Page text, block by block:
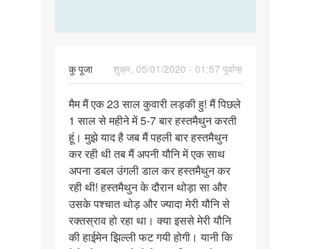
कु पूजा
शुक्र, 05/01/2020 - 01:57 पूर्वान्ह
मैम
मैं
एक
23
साल
कुवारी…
मैम मैं एक 23 साल कुवारी लड़की हु! मैं पिछले
1 साल से महीने में 5-7 बार हस्तमैथुन करती
हूं। मुझे याद है जब मैं पहली बार हस्तमैथुन
कर रही थी तब मैं अपनी यौनि में एक साथ
अपना डबल उंगली डाल कर हस्तमैथुन कर
रही थी! हस्तमैथुन के दौरान थोड़ा सा और
उसके पश्चात थोड़ और ज्यादा मेरी यौनि से
रक्तस्राव हो रहा था। क्या इससे मेरी यौनि
की हाईमेन झिल्ली फट गयी होगी। यानी कि